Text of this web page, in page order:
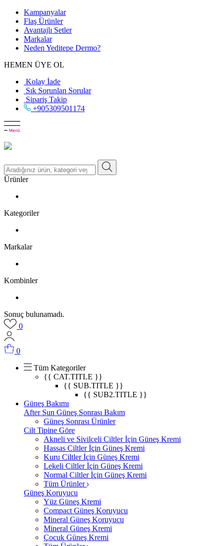
Kampanyalar
Flaş Ürünler
Avantajlı Setler
Markalar
Neden Yeditepe Dermo?
HEMEN ÜYE OL
Kolay İade
Sık Sorunlan Sorular
Sipariş Takip
+905309501174
Ürünler
Kategoriler
Markalar
Kombinler
Sonuç bulunamadı.
0
0
Tüm Kategoriler
{{ CAT.TITLE }}
{{ SUB.TITLE }}
{{ SUB2.TITLE }}
Güneş Bakımı
After Sun Güneş Sonrası Bakım
Güneş Sonrası Ürünler
Cilt Tipine Göre
Akneli ve Sivilceli Ciltler İçin Güneş Kremi
Hassas Ciltler İçin Güneş Kremi
Kuru Ciltler İçin Güneş Kremi
Lekeli Ciltler İçin Güneş Kremi
Normal Ciltler İçin Güneş Kremi
Tüm Ürünler
Güneş Koruyucu
Yüz Güneş Kremi
Compact Güneş Koruyucu
Mineral Güneş Koruyucu
Mineral Güneş Kremi
Çocuk Güneş Kremi